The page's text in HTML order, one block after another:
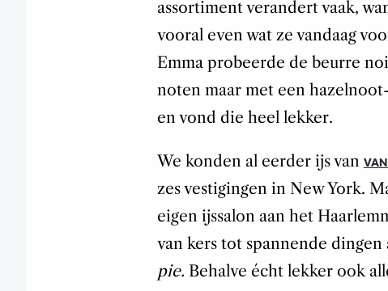
assortiment verandert vaak,
vooral even wat ze vandaag
Emma probeerde de beurre
noten maar met een
en vond die heel lekker.
We konden al eerder ijs van
zes vestigingen in New York.
eigen ijssalon aan het
van kers tot spannende dingen
pie. Behalve écht lekker ook